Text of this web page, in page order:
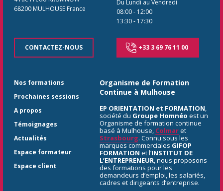
68200 MULHOUSE France
CONTACTEZ-NOUS
Du Lundi au Vendredi
08:00- 12:00
13:30- 17:30
+33 3 69 76 11 00
Nos formations
Prochaines sessions
A propos
Témoignages
Actualités
Espace formateur
Espace client
Organisme de Formation
Continue à Mulhouse
EP ORIENTATION et FORMATION,
société du Groupe Homnéo est un
Organisme de formation continue
basé à Mulhouse, Colmaret
Strasbourg. Connu sous les
marques commerciales GIFOP
FORMATION et l’INSTITUT DE
L’ENTREPRENEUR, nous proposons
des formations pour les
demandeurs d’emploi, les salariés,
cadres et dirigeants d’entreprise.